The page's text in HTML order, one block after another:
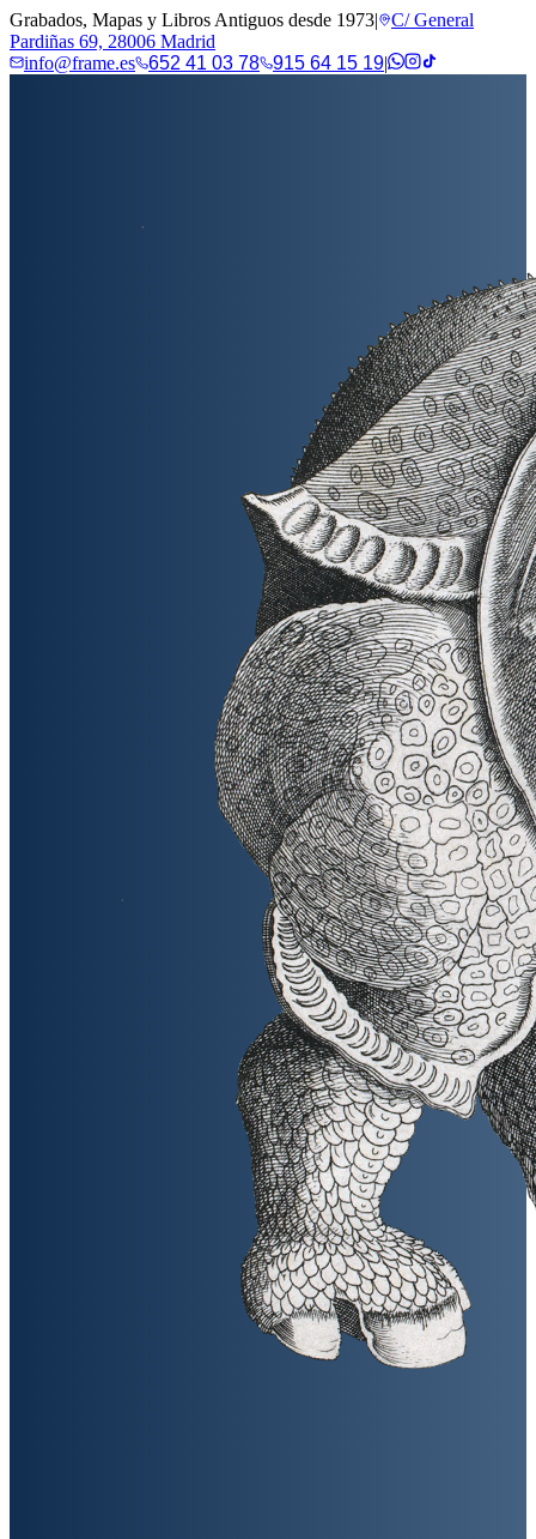
Grabados, Mapas y Libros Antiguos desde 1973|
C/ General
Pardiñas 69, 28006 Madrid
info@frame.es
652 41 03 78 915 64 15 19|